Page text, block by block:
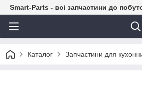
Smart-Parts - всі запчастини до
Каталог Запчастини для